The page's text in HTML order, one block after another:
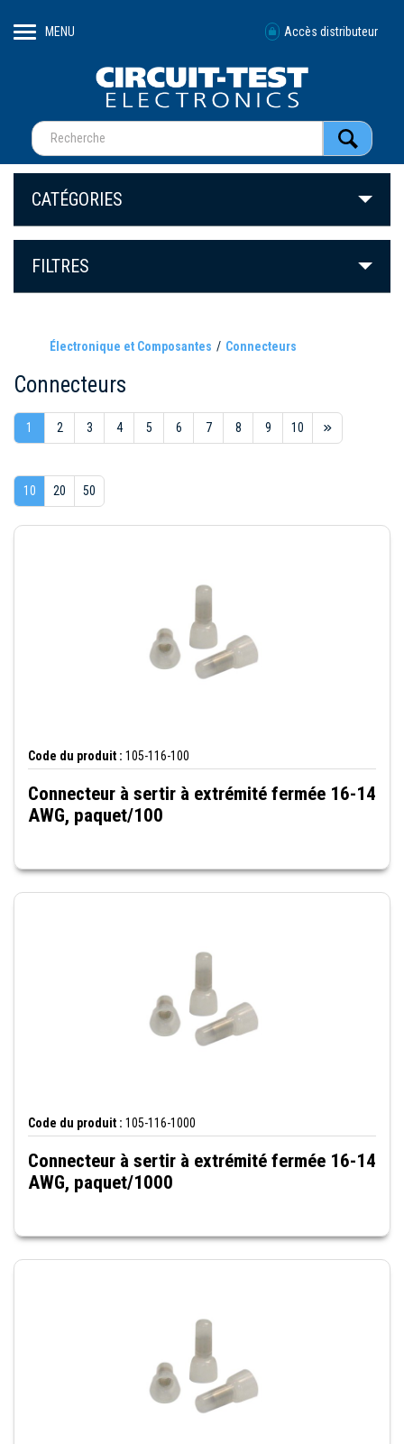
MENU Accès distributeur
CATÉGORIES
FILTRES
Électronique et Composantes Connecteurs
Connecteurs
1 2 3 4 5 6 7 8 9 10
10 20 50
Code du produit : 105-116-100
Connecteur à sertir à extrémité fermée 16-14
AWG, paquet/100
Code du produit : 105-116-1000
Connecteur à sertir à extrémité fermée 16-14
AWG, paquet/1000